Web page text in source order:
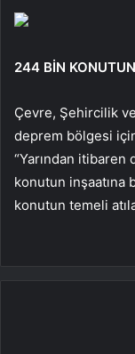
244 BİN
Çevre, Şehircilik
deprem bölgesi
“Yarından
konutun inşaatına
konutun temeli